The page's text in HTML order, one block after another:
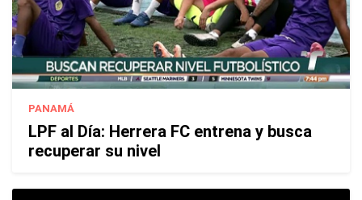
PANAMÁ
LPF al Día: Herrera FC entrena y busca
recuperar su nivel